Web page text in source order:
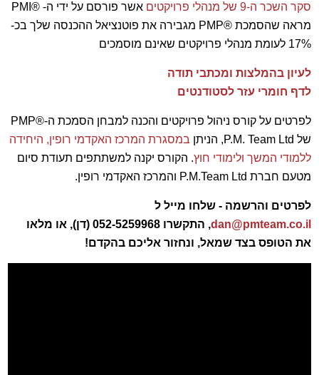
סקר השכר ה-9 של מנהלי פרויקטים
אשר פורסם על ידי ה- ®PMI
מראה שהסמכת ®PMP מגבירה את פוטנציאל ההכנסה שלך בכ-
17% לעומת מנהלי פרויקטים שאינם מוסמכים
לעיון בהמלצות ומכתבי תודה
לדף חומרי עזר לסטודנטים
לפרטים על קורס ניהול פרויקטים והכנה למבחן הסמכת ה-®PMP
של P.M. Team Ltd, הניתן
במסגרת המרכז האקדמי רופין, היחידה
ללמודי המשך ולימודי חוץ. הקורס יקנה למשתתפים תעודת סיום
מטעם חברת P.M.Team Ltd והמרכז האקדמי רופין.
לפרטים והרשמה - שלחו מייל ל
dan@pmteam.co.il
,
התקשרו 052-5259968 (דן), או מלאו
את הטופס בצד שמאל, ונחזור אליכם בהקדם!